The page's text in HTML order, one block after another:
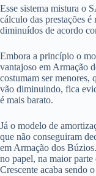
Esse sistema mistura o
cálculo das prestações é
diminuídos de acordo
Embora a princípio o
vantajoso em Armação
costumam ser menores,
vão diminuindo, fica
é mais barato.
Já o modelo de
que não conseguiram
em Armação dos
no papel, na maior
Crescente acaba sendo